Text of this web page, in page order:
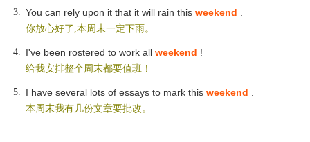
3. You can rely upon it that it will rain this weekend
你放心好了,本周末一定下雨。
4. I've been rostered to work all weekend !
给我安排整个周末都要值班！
5. I have several lots of essays to mark this weekend
本周末我有几份文章要批改。